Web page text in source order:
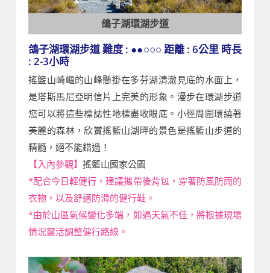
鴿子湖環湖步道
鴿子湖環湖步道 難度 : ●●○○○ 距離 : 6公里 時長
: 2-3小時
搖籃山崎嶇的山峰懸掛在多芬湖清澈見底的水面上，
是塔斯馬尼亞明信片上完美的形象。漫步在環湖步道
您可以將這些標誌性地標盡收眼底。小徑周圍環繞著
美麗的森林，欣賞搖籃山湖畔的景色是搖籃山步道的
精髓，絕不能錯過！
【入內參觀】 搖籃山國家公園
*配合今日輕健行，建議攜帶後背包，穿著防風防雨的
衣物，以及舒適防滑的健行鞋。
*由於山區氣候變化多端，如遇天氣不佳，將根據現場
情況靈活調整健行路線。